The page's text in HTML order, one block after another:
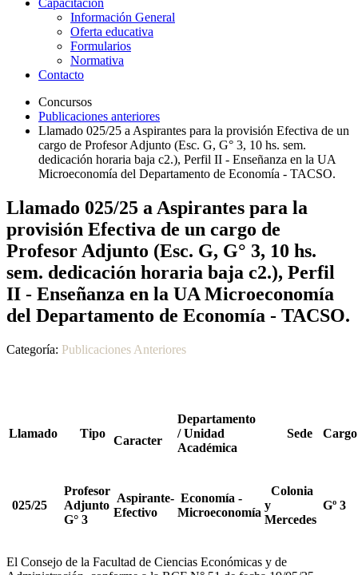
Información General
Oferta educativa
Formularios
Normativa
Contacto
Concursos
Publicaciones anteriores
Llamado 025/25 a Aspirantes para la provisión Efectiva de un
cargo de Profesor Adjunto (Esc. G, G° 3, 10 hs. sem.
dedicación horaria baja c2.), Perfil II - Enseñanza en la UA
Microeconomía del Departamento de Economía - TACSO.
Llamado 025/25 a Aspirantes para la
provisión Efectiva de un cargo de
Profesor Adjunto (Esc. G, G° 3, 10 hs.
sem. dedicación horaria baja c2.), Perfil
II - Enseñanza en la UA Microeconomía
del Departamento de Economía - TACSO.
Categoría: Publicaciones Anteriores
Llamado Tipo
Caracter
Departamento
/ Unidad
Académica
Sede Cargo
025/25
Profesor
Adjunto
G° 3
Aspirante-
Efectivo
Economía -
Microeconomía
Colonia
y
Mercedes
Gº 3
El Consejo de la Facultad de Ciencias Económicas y de